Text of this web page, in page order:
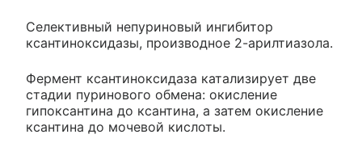
Селективный непуриновый ингибитор
ксантиноксидазы, производное 2-арилтиазола.
Фермент ксантиноксидаза катализирует две
стадии пуринового обмена: окисление
гипоксантина до ксантина, а затем окисление
ксантина до мочевой кислоты.